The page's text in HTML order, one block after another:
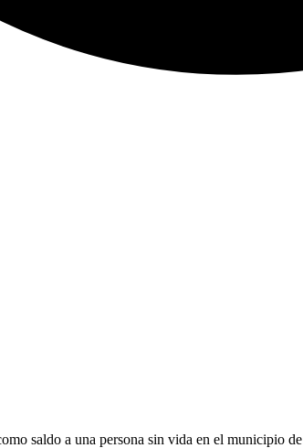
saldo a una persona sin vida en el municipio de